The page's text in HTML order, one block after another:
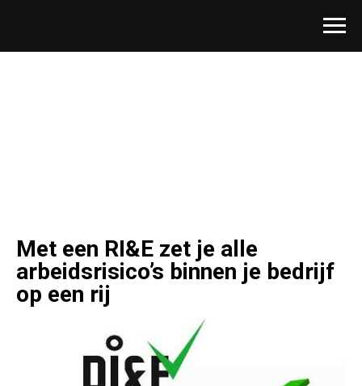
Met een RI&E zet je alle
arbeidsrisico’s binnen je bedrijf
op een rij